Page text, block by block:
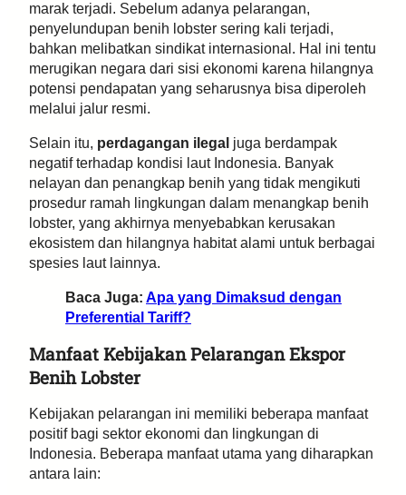
marak terjadi. Sebelum adanya pelarangan,
penyelundupan benih lobster sering kali terjadi,
bahkan melibatkan sindikat internasional. Hal ini tentu
merugikan negara dari sisi ekonomi karena hilangnya
potensi pendapatan yang seharusnya bisa diperoleh
melalui jalur resmi.
Selain itu, perdagangan ilegal juga berdampak
negatif terhadap kondisi laut Indonesia. Banyak
nelayan dan penangkap benih yang tidak mengikuti
prosedur ramah lingkungan dalam menangkap benih
lobster, yang akhirnya menyebabkan kerusakan
ekosistem dan hilangnya habitat alami untuk berbagai
spesies laut lainnya.
Baca Juga: Apa yang Dimaksud dengan
Preferential Tariff?
Manfaat Kebijakan Pelarangan Ekspor
Benih Lobster
Kebijakan pelarangan ini memiliki beberapa manfaat
positif bagi sektor ekonomi dan lingkungan di
Indonesia. Beberapa manfaat utama yang diharapkan
antara lain: